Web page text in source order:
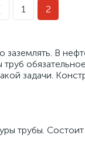
1 2
В
задачи.
трубы.